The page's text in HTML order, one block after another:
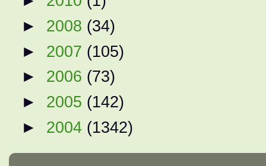
► 2008 (34)
► 2007 (105)
► 2006 (73)
► 2005 (142)
► 2004 (1342)